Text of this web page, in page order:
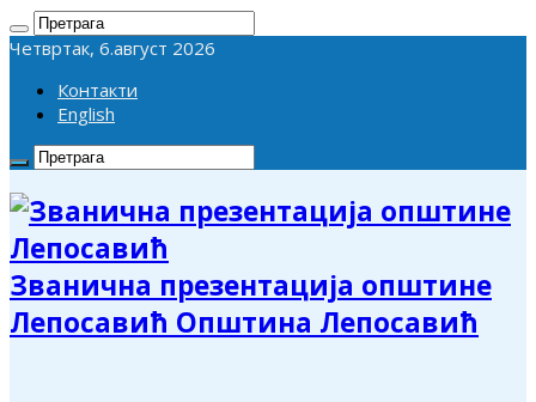
Четвртак, 6.август 2026
Контакти
English
Званична презентација општине
Лепосавић Општина Лепосавић